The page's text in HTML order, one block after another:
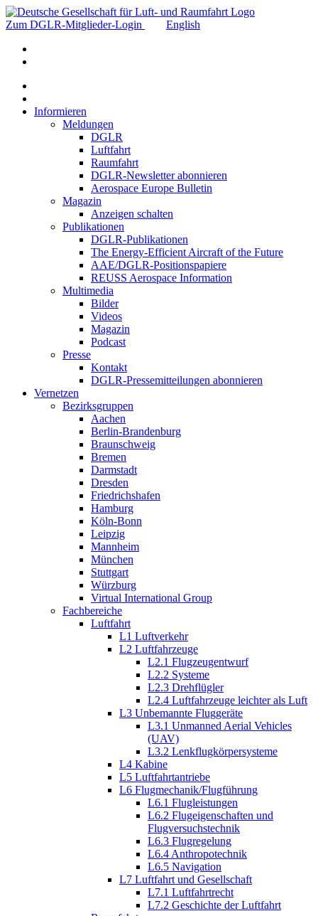
Zum DGLR-Mitglieder-Login English
Informieren
Meldungen
DGLR
Luftfahrt
Raumfahrt
DGLR-Newsletter abonnieren
Aerospace Europe Bulletin
Magazin
Anzeigen schalten
Publikationen
DGLR-Publikationen
The Energy-Efficient Aircraft of the Future
AAE/DGLR-Positionspapiere
REUSS Aerospace Information
Multimedia
Bilder
Videos
Magazin
Podcast
Presse
Kontakt
DGLR-Pressemitteilungen abonnieren
Vernetzen
Bezirksgruppen
Aachen
Berlin-Brandenburg
Braunschweig
Bremen
Darmstadt
Dresden
Friedrichshafen
Hamburg
Köln-Bonn
Leipzig
Mannheim
München
Stuttgart
Würzburg
Virtual International Group
Fachbereiche
Luftfahrt
L1 Luftverkehr
L2 Luftfahrzeuge
L2.1 Flugzeugentwurf
L2.2 Systeme
L2.3 Drehflügler
L2.4 Luftfahrzeuge leichter als Luft
L3 Unbemannte Fluggeräte
L3.1 Unmanned Aerial Vehicles
(UAV)
L3.2 Lenkflugkörpersysteme
L4 Kabine
L5 Luftfahrtantriebe
L6 Flugmechanik/Flugführung
L6.1 Flugleistungen
L6.2 Flugeigenschaften und
Flugversuchstechnik
L6.3 Flugregelung
L6.4 Anthropotechnik
L6.5 Navigation
L7 Luftfahrt und Gesellschaft
L7.1 Luftfahrtrecht
L7.2 Geschichte der Luftfahrt